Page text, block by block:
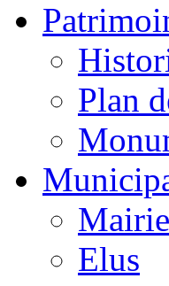
Plan
Mairie
Elus